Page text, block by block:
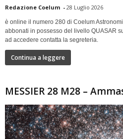
Redazione Coelum - 28 Luglio 2026
è online il numero 280 di Coelum
abbonati in possesso del livello QUASAR
ad accedere contatta la segreteria.
Continua a leggere
MESSIER 28 M28 –